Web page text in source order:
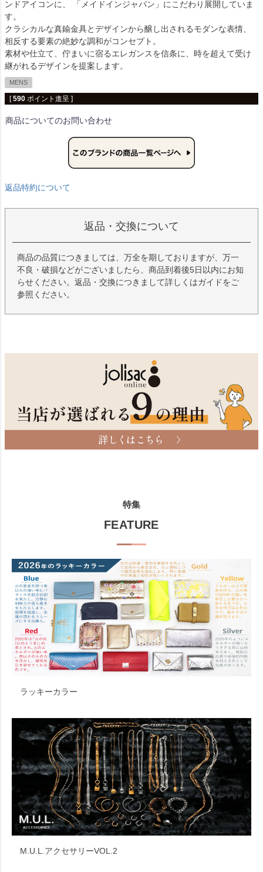
ンドアイコンに、 「メイドインジャパン」にこだわり展開していま
す。
クラシカルな真鍮金具とデザインから醸し出されるモダンな表情、
相反する要素の絶妙な調和がコンセプト。
素材や仕立て、佇まいに宿るエレガンスを信条に、時を超えて受け
継がれるデザインを提案します。
MENS
[ 590 ポイント進呈 ]
商品についてのお問い合わせ
返品特約について
返品・交換について
商品の品質につきましては、万全を期しておりますが、万一
不良・破損などがございましたら、商品到着後5日以内にお知
らせください。返品・交換につきまして詳しくはガイドをご
参照ください。
特集
FEATURE
ラッキーカラー
M.U.L.アクセサリーVOL.2